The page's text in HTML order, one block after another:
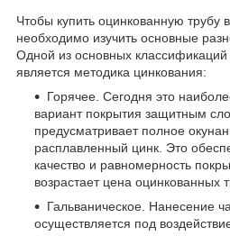
Чтобы купить оцинкованную трубу
необходимо изучить основные
Одной из основных классификаций
является методика цинкования:
Горячее. Сегодня это
вариант покрытия защитным
предусматривает полное
расплавленный цинк. Это
качество и равномерность
возрастает цена оцинкованных
Гальваническое. Нанесение
осуществляется под